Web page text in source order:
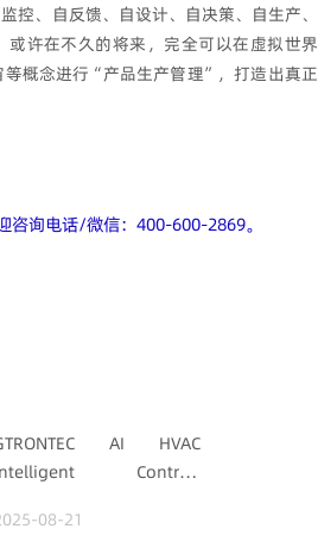
控、自反馈、自设计、自决策、自生产、
或许在不久的将来，完全可以在虚拟世界
概念进行“产品生产管理”，打造出真正
咨询电话/微信：400-600-2869。
AI HVAC
Control:
"Low-Carbon DNA"
08-21